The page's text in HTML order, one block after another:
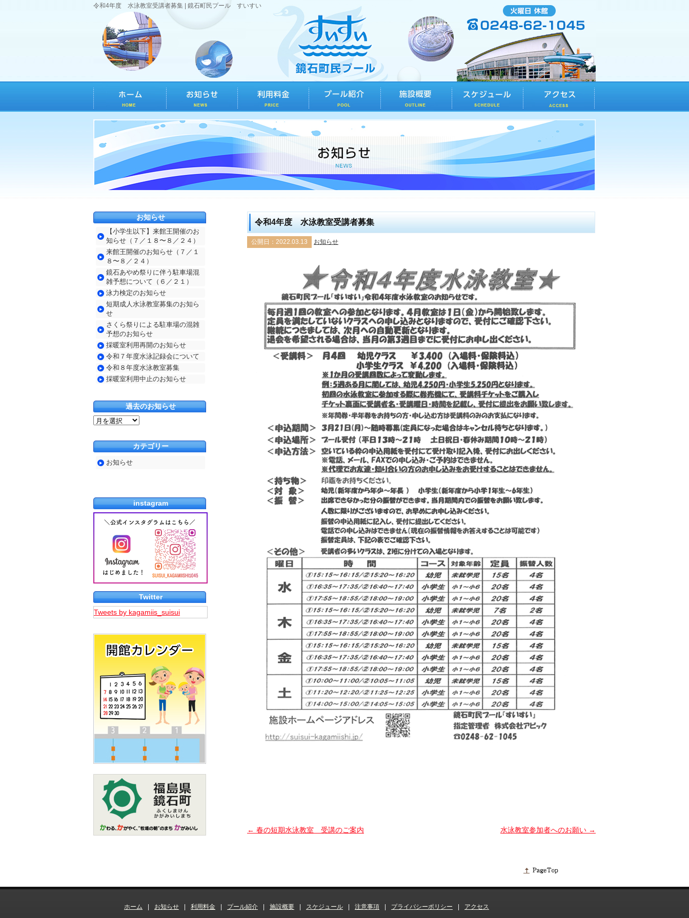
令和4年度 水泳教室受講者募集 | 鏡石町民プール すいすい
令和4年度 水泳教室受講者募集
公開日：2022.03.13 お知らせ
← 春の短期水泳教室 受講のご案内 水泳教室参加者へのお願い →
お知らせ
【小学生以下】来館王開催のお
知らせ（７／１８〜８／２４）
来館王開催のお知らせ（７／１
８〜８／２４）
鏡石あやめ祭りに伴う駐車場混
雑予想について（６／２１）
泳力検定のお知らせ
短期成人水泳教室募集のお知ら
せ
さくら祭りによる駐車場の混雑
予想のお知らせ
採暖室利用再開のお知らせ
令和７年度水泳記録会について
令和８年度水泳教室募集
採暖室利用中止のお知らせ
過去のお知らせ
過
の
お
知
カテゴリー
お知らせ
instagram
Twitter
Tweets by kagamiis_suisui
ホーム お知らせ 利用料金 プール紹介 施設概要 スケジュール 注意事項 プライバシーポリシー アクセス